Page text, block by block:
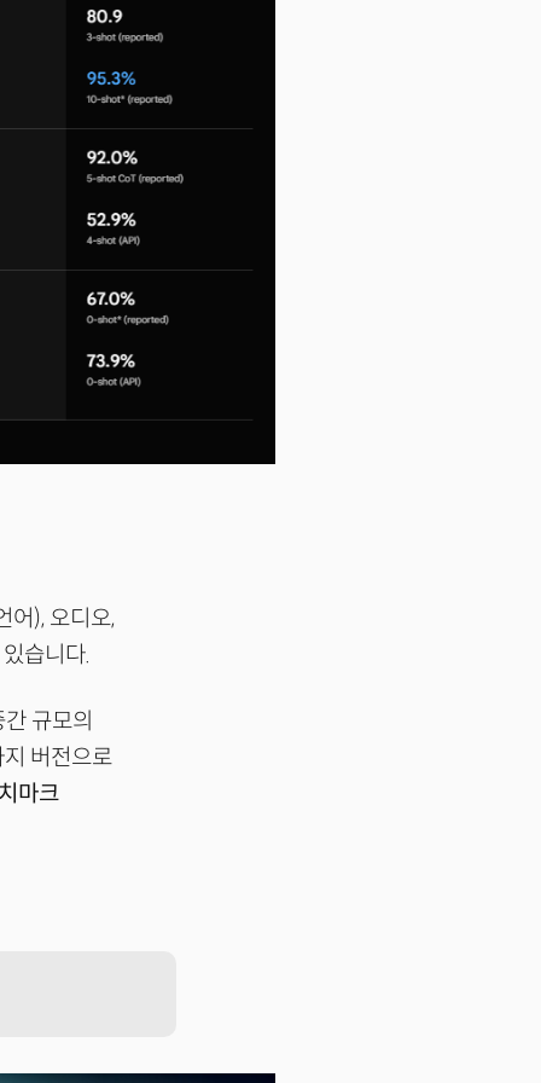
어), 오디오,
습니다.
규모의
버전으로
마크